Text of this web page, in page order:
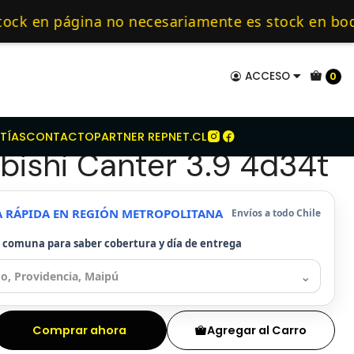
ACCESO 0
no necesariamente es stock en
CONTACTOPARTNER REPNET.CL
de 24 hrs hábiles.
Kit Embrague Para Mitsubishi Canter 3.9 4d34t
interés con Webpay — 🛠️ Somos
Para
Canter 3.9 4d34t
RÁPIDA EN REGIÓN METROPOLITANA Envíos a todo Chile
comuna para saber cobertura y día de entrega
⌄
Agregar al Carro
Comprar ahora